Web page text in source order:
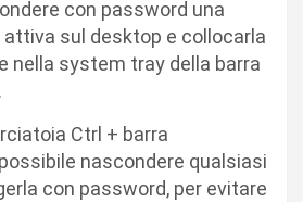
con password una
sul desktop e collocarla
nella system tray della barra
Ctrl + barra
nascondere qualsiasi
con password, per evitare